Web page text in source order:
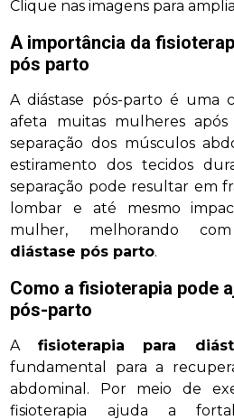
Clique nas imagens para
A importância da
pós parto
A diástase pós-parto é uma
afeta muitas mulheres
separação dos músculos
estiramento dos tecidos
separação pode resultar em
lombar e até mesmo
mulher, melhorando
diástase pós parto.
Como a fisioterapia pode
pós-parto
A fisioterapia para
fundamental para a
abdominal. Por meio de
fisioterapia ajuda a